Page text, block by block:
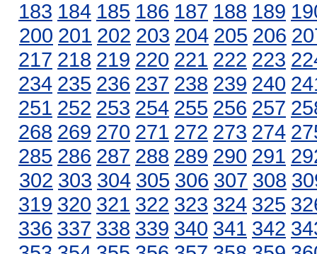
183 184 185 186 187 188 189
200 201 202 203 204 205 206
217 218 219 220 221 222 223
234 235 236 237 238 239 240
251 252 253 254 255 256 257
268 269 270 271 272 273 274
285 286 287 288 289 290 291
302 303 304 305 306 307 308
319 320 321 322 323 324 325
336 337 338 339 340 341 342